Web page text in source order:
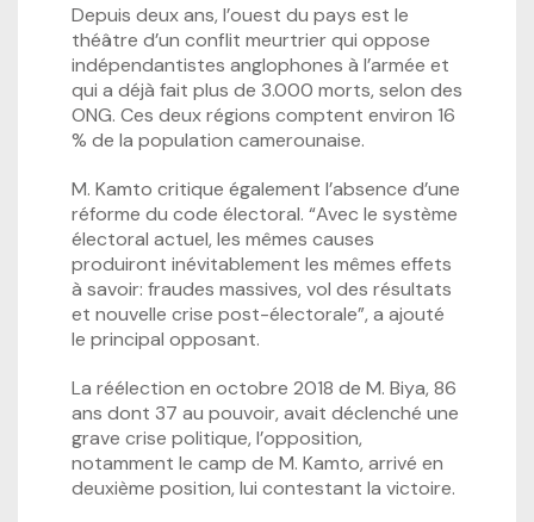
Depuis deux ans, l’ouest du pays est le
théâtre d’un conflit meurtrier qui oppose
indépendantistes anglophones à l’armée et
qui a déjà fait plus de 3.000 morts, selon des
ONG. Ces deux régions comptent environ 16
% de la population camerounaise.
M. Kamto critique également l’absence d’une
réforme du code électoral. “Avec le système
électoral actuel, les mêmes causes
produiront inévitablement les mêmes effets
à savoir: fraudes massives, vol des résultats
et nouvelle crise post-électorale”, a ajouté
le principal opposant.
La réélection en octobre 2018 de M. Biya, 86
ans dont 37 au pouvoir, avait déclenché une
grave crise politique, l’opposition,
notamment le camp de M. Kamto, arrivé en
deuxième position, lui contestant la victoire.